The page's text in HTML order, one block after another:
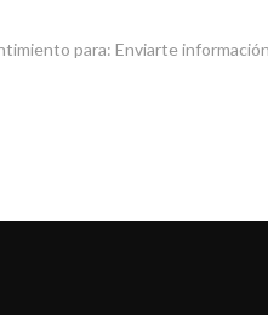
para: Enviarte